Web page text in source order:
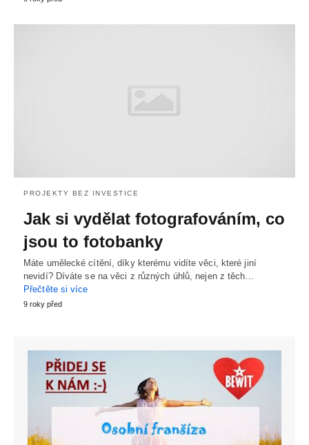
PROJEKTY BEZ INVESTICE
Jak si vydělat fotografováním, co
jsou to fotobanky
Máte umělecké cítění, díky kterému vidíte věci, které jiní
nevidí? Díváte se na věci z různých úhlů, nejen z těch…
Přečtěte si více
9 roky před